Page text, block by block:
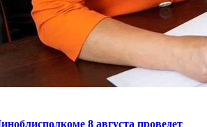
8 августа проведет